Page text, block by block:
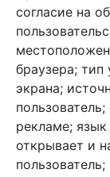
info@arben-
Арбен
1-й
согласие на
браузера; тип
экрана;
рекламе;
открывает и